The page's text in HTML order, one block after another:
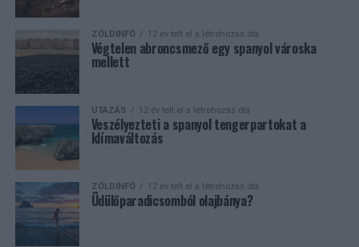
ZÖLDINFÓ 12 év telt el a létrehozás óta
Végtelen abroncsmező egy spanyol városka
mellett
UTAZÁS 12 év telt el a létrehozás óta
Veszélyezteti a spanyol tengerpartokat a
klímaváltozás
ZÖLDINFÓ 12 év telt el a létrehozás óta
Üdülőparadicsomból olajbánya?